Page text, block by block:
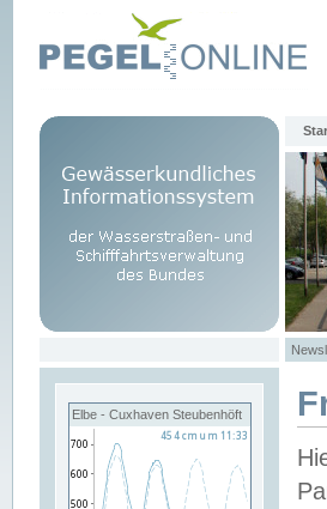
Elbe - Cuxhaven Steubenhöft